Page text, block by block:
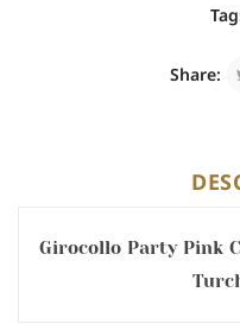
Share:
Girocollo Party Pink